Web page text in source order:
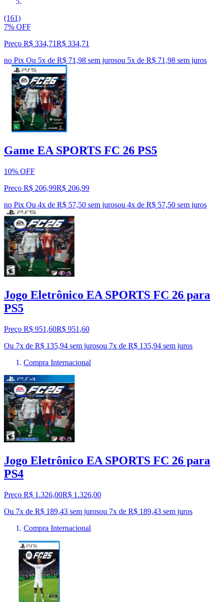
(161)
7% OFF
Preço R$ 334,71R$ 334,71
no Pix Ou 5x de R$ 71,98 sem jurosou 5x de R$ 71,98 sem juros
Game EA SPORTS FC 26 PS5
10% OFF
Preço R$ 206,99R$ 206,99
no Pix Ou 4x de R$ 57,50 sem jurosou 4x de R$ 57,50 sem juros
Jogo Eletrônico EA SPORTS FC 26 para
PS5
Preço R$ 951,60R$ 951 ,60
Ou 7x de R$ 135,94 sem jurosou 7x de R$ 135,94 sem juros
Compra Internacional
Jogo Eletrônico EA SPORTS FC 26 para
PS4
Preço R$ 1.326,00R$ 1.326,00
Ou 7x de R$ 189,43 sem jurosou 7x de R$ 189,43 sem juros
Compra Internacional